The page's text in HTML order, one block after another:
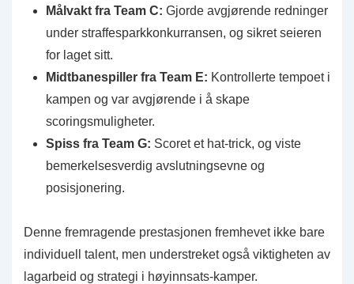
Målvakt fra Team C: Gjorde avgjørende redninger
under straffesparkkonkurransen, og sikret seieren
for laget sitt.
Midtbanespiller fra Team E: Kontrollerte tempoet i
kampen og var avgjørende i å skape
scoringsmuligheter.
Spiss fra Team G: Scoret et hat-trick, og viste
bemerkelsesverdig avslutningsevne og
posisjonering.
Denne fremragende prestasjonen fremhevet ikke bare
individuell talent, men understreket også viktigheten av
lagarbeid og strategi i høyinnsats-kamper.